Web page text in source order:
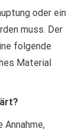
oder ein
muss. Der
folgende
Material